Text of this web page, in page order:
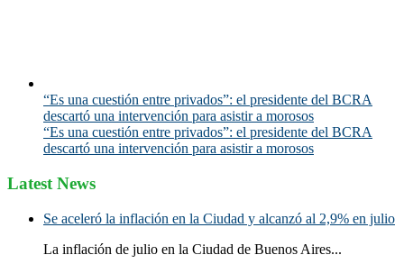
“Es una cuestión entre privados”: el presidente del BCRA
descartó una intervención para asistir a morosos
“Es una cuestión entre privados”: el presidente del BCRA
descartó una intervención para asistir a morosos
Latest News
Se aceleró la inflación en la Ciudad y alcanzó al 2,9% en julio
La inflación de julio en la Ciudad de Buenos Aires...